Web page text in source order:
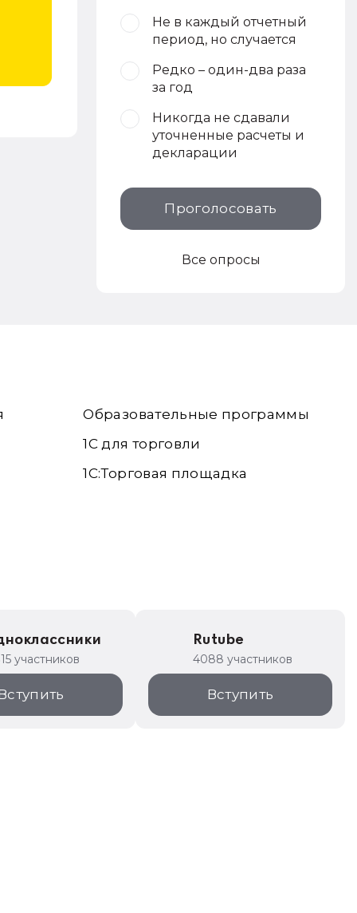
Не в каждый отчетный
период, но случается
Редко – один-два раза
за год
Никогда не сдавали
уточненные расчеты и
декларации
Проголосовать
Все опросы
Образовательные программы
1С для торговли
1С:Торговая площадка
участников
Rutube
4088 участников
Вступить